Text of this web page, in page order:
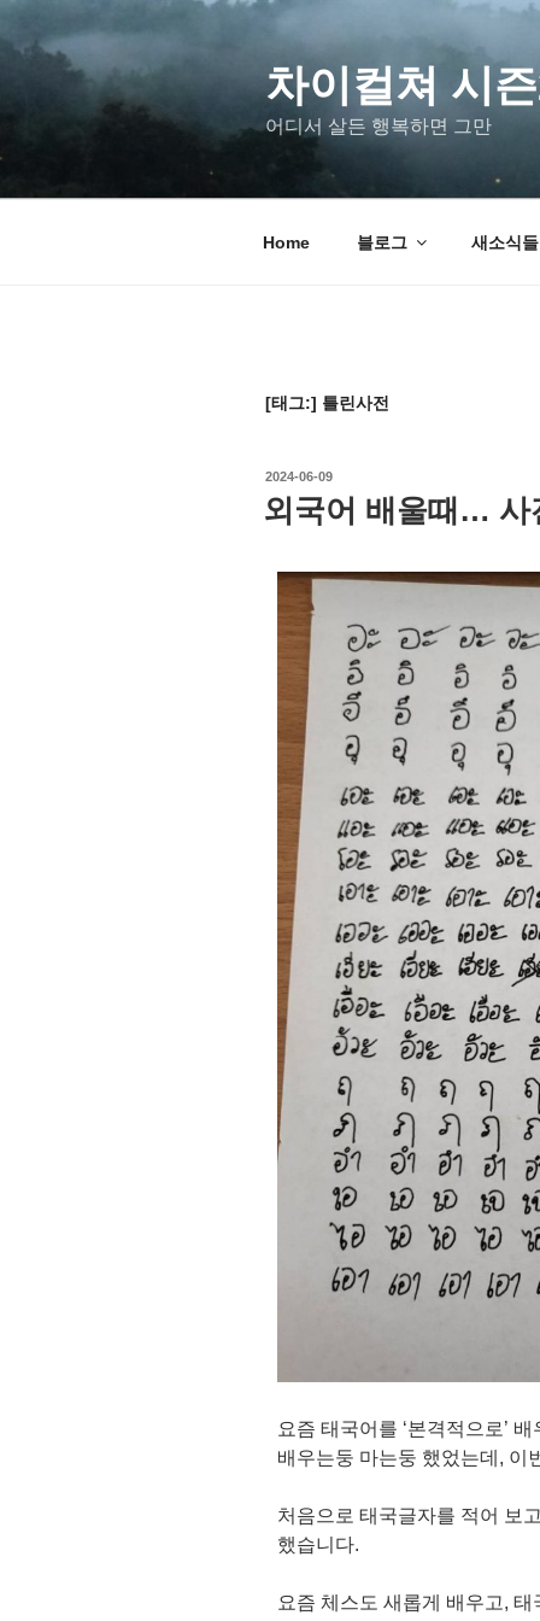
차이컬쳐 시
어디서 살든 행복하면 그만
Home 블로그 새소식
[태그:] 틀린사전
2024-06-09
외국어 배울때… 사
요즘 태국어를 ‘본격적으로’
배우는둥 마는둥 했었는데,
처음으로 태국글자를 적어 보
했습니다.
요즘 체스도 새롭게 배우고,